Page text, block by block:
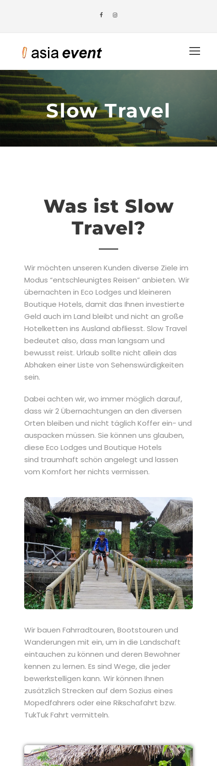
Slow Travel
Was ist Slow
Travel?
Wir möchten unseren Kunden diverse Ziele im
Modus “entschleunigtes Reisen” anbieten. Wir
übernachten in Eco Lodges und kleineren
Boutique Hotels, damit das Ihnen investierte
Geld auch im Land bleibt und nicht an große
Hotelketten ins Ausland abfliesst. Slow Travel
bedeutet also, dass man langsam und
bewusst reist. Urlaub sollte nicht allein das
Abhaken einer Liste von Sehenswürdigkeiten
sein.
Dabei achten wir, wo immer möglich darauf,
dass wir2 Übernachtungen an den diversen
Orten bleiben und nicht täglich Koffer ein- und
auspacken müssen. Sie können uns glauben,
diese Eco Lodges und Boutique Hotels
sind traumhaft schön angelegt und lassen
vom Komfort her nichts vermissen.
Wir bauen Fahrradtouren,Bootstouren und
Wanderungen mit ein, um in die Landschaft
eintauchen zu können und deren Bewohner
kennen zu lernen. Es sind Wege, die jeder
bewerkstelligen kann. Wir können Ihnen
zusätzlich Strecken auf dem Sozius eines
Mopedfahrers oder eine Rikschafahrt bzw.
TukTuk Fahrt vermitteln.